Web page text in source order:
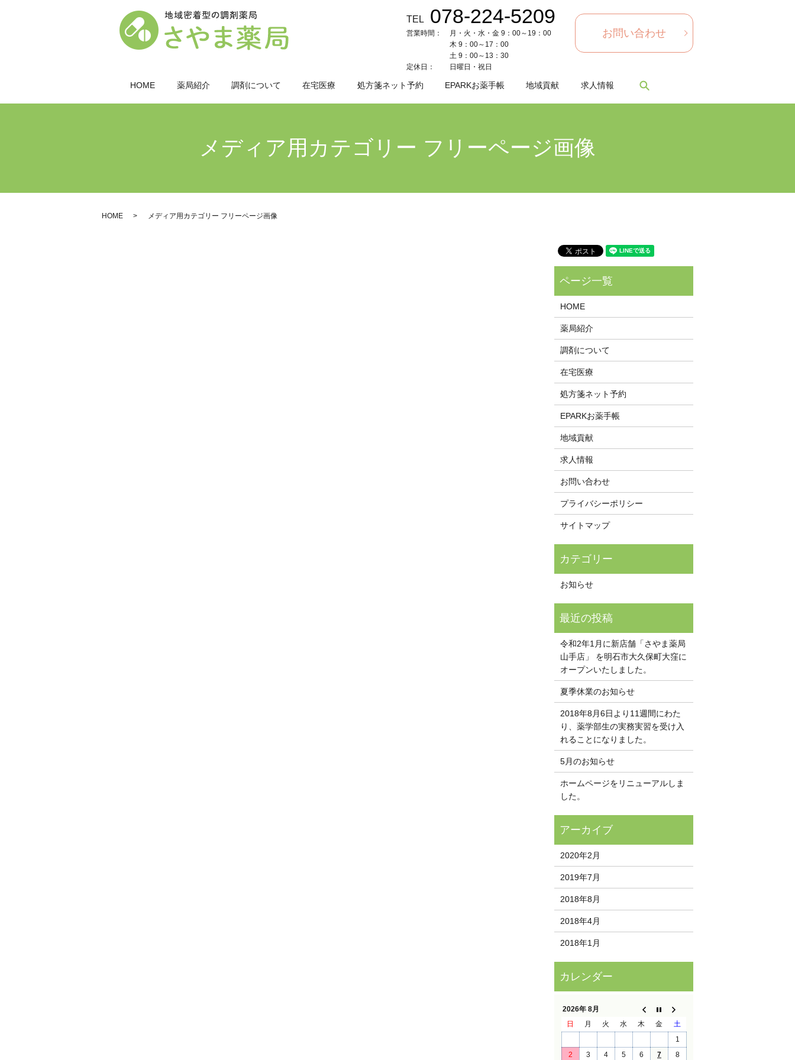
TEL 078-224-5209
営業時間：
月・火・水・金 9：00～19：00
木 9：00～17：00
土 9：00～13：30
定休日：
日曜日・祝日
お問い合わせ
HOME 薬局紹介 調剤について 在宅医療 処方箋ネット予約 EPARKお薬手帳 地域貢献 求人情報
メディア用カテゴリー フリーページ画像
HOME メディア用カテゴリー フリーページ画像
HOME
薬局紹介
調剤について
在宅医療
処方箋ネット予約
EPARKお薬手帳
地域貢献
求人情報
お問い合わせ
プライバシーポリシー
サイトマップ
お知らせ
令和2年1月に新店舗「さやま薬局
山手店」 を明石市大久保町大窪に
オープンいたしました。
夏季休業のお知らせ
2018年8月6日より11週間にわた
り、薬学部生の実務実習を受け入
れることになりました。
5月のお知らせ
ホームページをリニューアルしま
した。
2020年2月
2019年7月
2018年8月
2018年4月
2018年1月
2026年 8月
日
月 火 水 木 金
土
1
2
3 4 5 6 7 8